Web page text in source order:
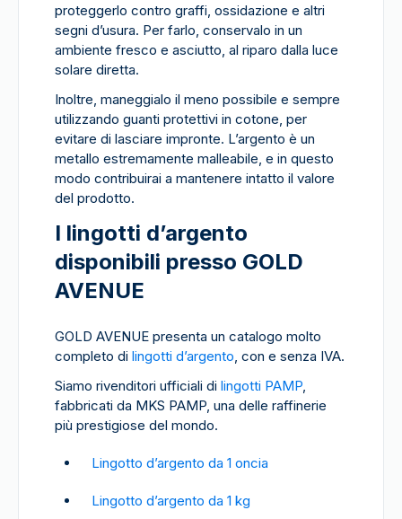
proteggerlo contro graffi, ossidazione e altri
segni d’usura. Per farlo, conservalo in un
ambiente fresco e asciutto, al riparo dalla luce
solare diretta.
Inoltre, maneggialo il meno possibile e sempre
utilizzando guanti protettivi in cotone, per
evitare di lasciare impronte. L’argento è un
metallo estremamente malleabile, e in questo
modo contribuirai a mantenere intatto il valore
del prodotto.
I lingotti d’argento
disponibili presso GOLD
AVENUE
GOLD AVENUE presenta un catalogo molto
completo di lingotti d’argento, con e senza IVA.
Siamo rivenditori ufficiali di lingotti PAMP,
fabbricati da MKS PAMP, una delle raffinerie
più prestigiose del mondo.
Lingotto d’argento da 1 oncia
Lingotto d’argento da 1 kg